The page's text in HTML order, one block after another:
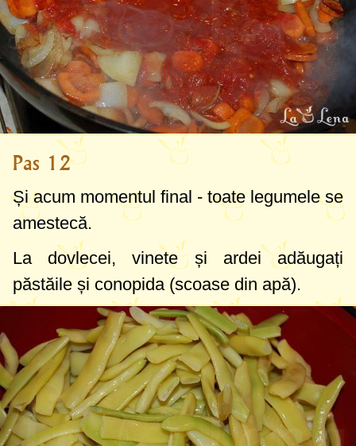
Pas 12
Și acum momentul final - toate legumele se
amestecă.
La dovlecei, vinete și ardei adăugați
păstăile și conopida (scoase din apă).